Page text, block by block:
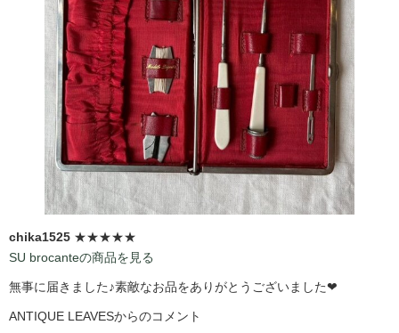
chika1525 ★★★★★
SU brocanteの商品を見る
無事に届きました♪素敵なお品をありがとうございました❤
ANTIQUE LEAVESからのコメント